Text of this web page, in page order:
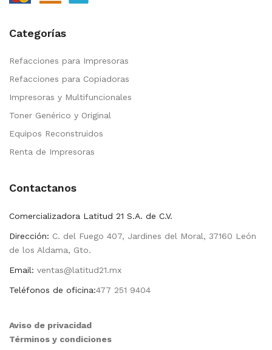
Categorías
Refacciones para Impresoras
Refacciones para Copiadoras
Impresoras y Multifuncionales
Toner Genérico y Original
Equipos Reconstruidos
Renta de Impresoras
Contactanos
Comercializadora Latitud 21 S.A. de C.V.
Dirección: C. del Fuego 407, Jardines del Moral, 37160 León
de los Aldama, Gto.
Email: ventas@latitud21.mx
Teléfonos de oficina:477 251 9404
Aviso de privacidad
Términos y condiciones